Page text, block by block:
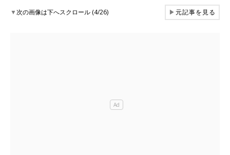
▼次の画像は下へスクロール (4/26) ▶元記事を見る